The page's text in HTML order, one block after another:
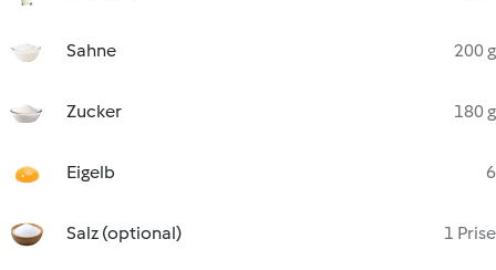
Sahne 200 g
Zucker 180 g
Eigelb 6
Salz (optional) 1 Prise